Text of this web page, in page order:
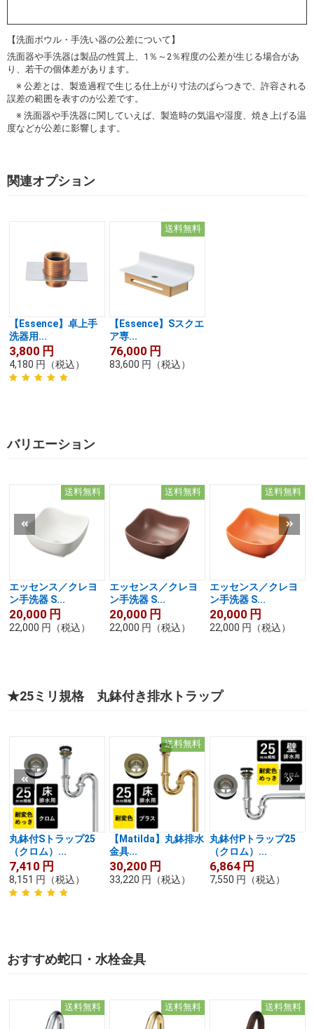
【洗面ボウル・手洗い器の公差について】
洗面器や手洗器は製品の性質上、1％～2％程度の公差が生じる場合があ
り、若干の個体差があります。
※ 公差とは、製造過程で生じる仕上がり寸法のばらつきで、許容される
誤差の範囲を表すのが公差です。
※ 洗面器や手洗器に関していえば、製造時の気温や湿度、焼き上げる温
度などが公差に影響します。
関連オプション
【Essence】卓上手
洗器用...
3,800 円
4,180 円 （税込）
送料無料
【Essence】Sスクエ
ア専...
76,000 円
83,600 円 （税込）
バリエーション
送料無料
エッセンス／クレヨ
ン手洗器 S...
20,000 円
22,000 円 （税込）
送料無料
エッセンス／クレヨ
ン手洗器 S...
20,000 円
22,000 円 （税込）
送料無料
エッセンス／クレヨ
ン手洗器 S...
20,000 円
22,000 円 （税込）
★25ミリ規格 丸鉢付き排水トラップ
丸鉢付Sトラップ25
（クロム）...
7,410 円
8,151 円 （税込）
送料無料
【Matilda】丸鉢排水
金具...
30,200 円
33,220 円 （税込）
丸鉢付Pトラップ25
（クロム）...
6,864 円
7,550 円 （税込）
おすすめ蛇口・水栓金具
送料無料 送料無料 送料無料